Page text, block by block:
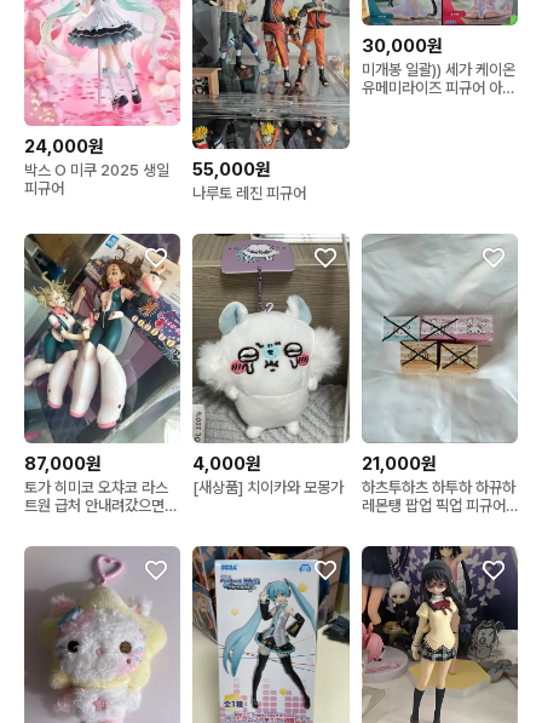
24,000원
박스 O 미쿠 2025 생일
피규어
55,000원
나루토 레진 피규어
30,000원
미개봉 일괄)) 세가 케이온
유메미라이즈 피규어 아즈
87,000원
토가 히미코 오챠코 라스
트원 급처 안내려갔으면
4,000원
[새상품] 치이카와 모몽가
21,000원
하츠투하츠 하투하 하뀨하
레몬탱 팝업 픽업 피규어